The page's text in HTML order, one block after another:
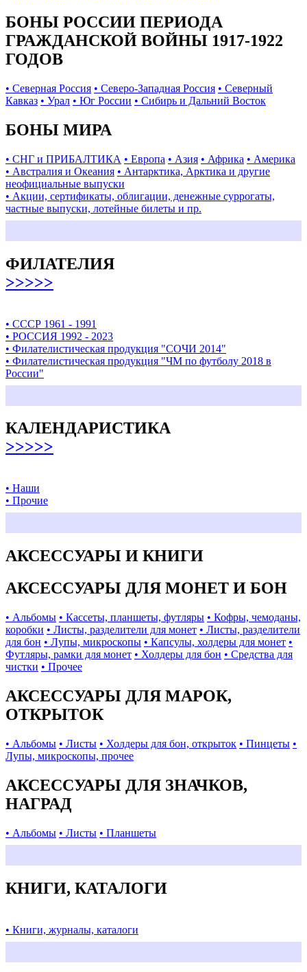
БОНЫ РОССИИ ПЕРИОДА
ГРАЖДАНСКОЙ ВОЙНЫ 1917-1922
ГОДОВ
• Северная Россия • Северо-Западная Россия • Северный
Кавказ • Урал • Юг России • Сибирь и Дальний Восток
БОНЫ МИРА
• СНГ и ПРИБАЛТИКА • Европа • Азия • Африка • Америка
• Австралия и Океания • Антарктика, Арктика и другие
неофициальные выпуски
• Акции, сертификаты, облигации, денежные суррогаты,
частные выпуски, лотейные билеты и пр.
ФИЛАТЕЛИЯ
>>>>>
• СССР 1961 - 1991
• РОССИЯ 1992 - 2023
• Филателистическая продукция "СОЧИ 2014"
• Филателистическая продукция "ЧМ по футболу 2018 в
России"
КАЛЕНДАРИСТИКА
>>>>>
• Наши
• Прочие
АКСЕССУАРЫ И КНИГИ
АКСЕССУАРЫ ДЛЯ МОНЕТ И БОН
• Альбомы • Кассеты, планшеты, футляры • Кофры, чемоданы,
коробки • Листы, разделители для монет • Листы, разделители
для бон • Лупы, микроскопы • Капсулы, холдеры для монет •
Футляры, рамки для монет • Холдеры для бон • Средства для
чистки • Прочее
АКСЕССУАРЫ ДЛЯ МАРОК,
ОТКРЫТОК
• Альбомы • Листы • Холдеры для бон, открыток • Пинцеты •
Лупы, микроскопы, прочее
АКСЕССУАРЫ ДЛЯ ЗНАЧКОВ,
НАГРАД
• Альбомы • Листы • Планшеты
КНИГИ, КАТАЛОГИ
• Книги, журналы, каталоги